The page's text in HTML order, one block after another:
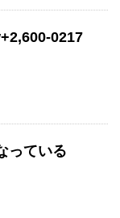
0217
っている